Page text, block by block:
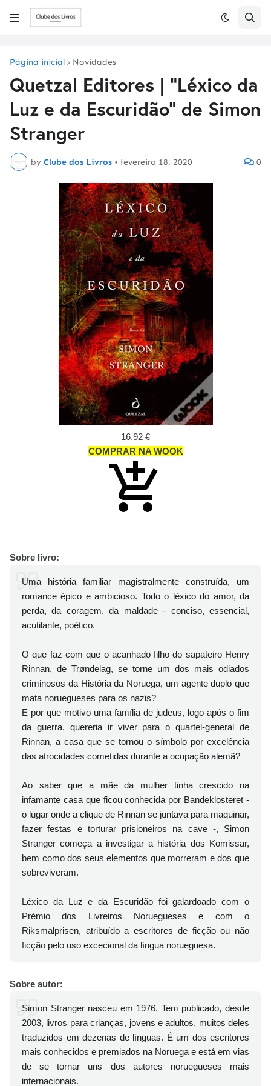
Página inicial Novidades
Quetzal Editores | "Léxico da
Luz e da Escuridão" de Simon
Stranger
by Clube dos Livros • fevereiro 18, 2020 0
16,92 €
COMPRAR NA WOOK
Sobre livro:
Uma história familiar magistralmente construída, um
romance épico e ambicioso. Todo o léxico do amor, da
perda, da coragem, da maldade - conciso, essencial,
acutilante, poético.
O que faz com que o acanhado filho do sapateiro Henry
Rinnan, de Trøndelag, se torne um dos mais odiados
criminosos da História da Noruega, um agente duplo que
mata noruegueses para os nazis?
E por que motivo uma família de judeus, logo após o fim
da guerra, quereria ir viver para o quartel-general de
Rinnan, a casa que se tornou o símbolo por excelência
das atrocidades cometidas durante a ocupação alemã?
Ao saber que a mãe da mulher tinha crescido na
infamante casa que ficou conhecida por Bandeklosteret -
o lugar onde a clique de Rinnan se juntava para maquinar,
fazer festas e torturar prisioneiros na cave -, Simon
Stranger começa a investigar a história dos Komissar,
bem como dos seus elementos que morreram e dos que
sobreviveram.
Léxico da Luz e da Escuridão foi galardoado com o
Prémio dos Livreiros Noruegueses e com o
Riksmalprisen, atribuído a escritores de ficção ou não
ficção pelo uso excecional da língua norueguesa.
Sobre autor:
Simon Stranger nasceu em 1976. Tem publicado, desde
2003, livros para crianças, jovens e adultos, muitos deles
traduzidos em dezenas de línguas. É um dos escritores
mais conhecidos e premiados na Noruega e está em vias
de se tornar uns dos autores noruegueses mais
internacionais.